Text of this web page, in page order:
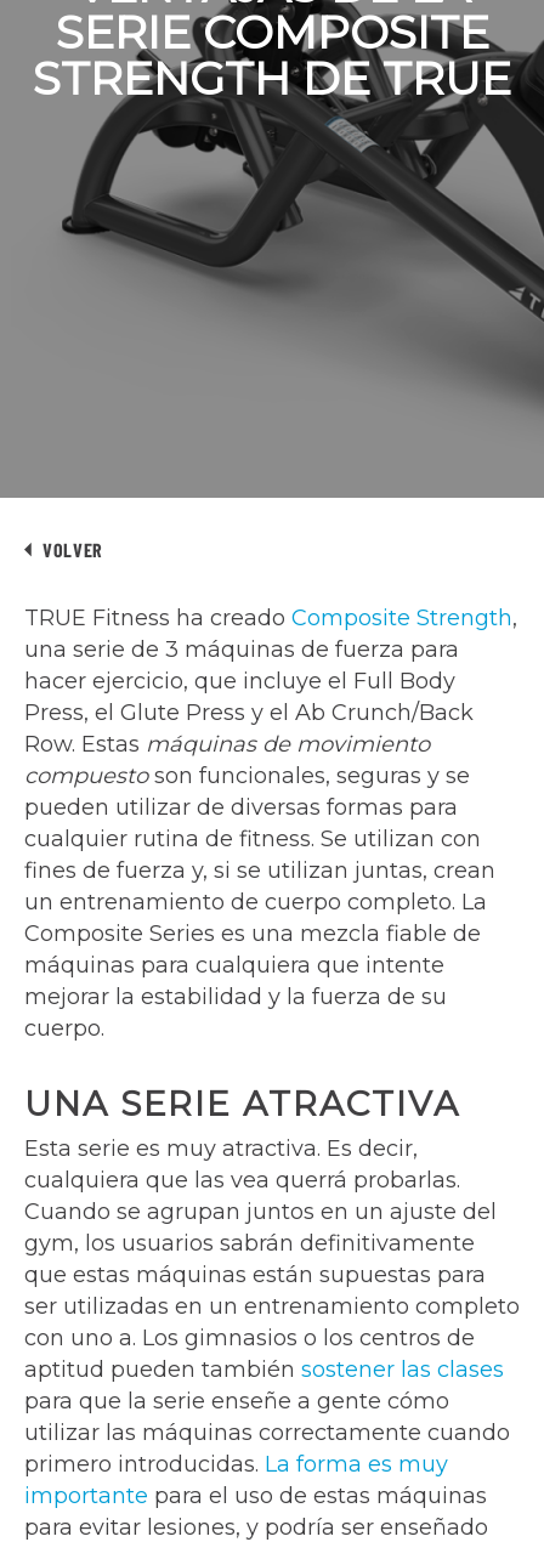
SERIE COMPOSITE
STRENGTH DE TRUE
VOLVER
TRUE Fitness ha creado Composite Strength,
una serie de 3 máquinas de fuerza para
hacer ejercicio, que incluye el Full Body
Press, el Glute Press y el Ab Crunch/Back
Row. Estas máquinas de movimiento
compuestoson funcionales, seguras y se
pueden utilizar de diversas formas para
cualquier rutina de fitness. Se utilizan con
fines de fuerza y, si se utilizan juntas, crean
un entrenamiento de cuerpo completo. La
Composite Series es una mezcla fiable de
máquinas para cualquiera que intente
mejorar la estabilidad y la fuerza de su
cuerpo.
UNA SERIE ATRACTIVA
Esta serie es muy atractiva. Es decir,
cualquiera que las vea querrá probarlas.
Cuando se agrupan juntos en un ajuste del
gym, los usuarios sabrán definitivamente
que estas máquinas están supuestas para
ser utilizadas en un entrenamiento completo
con uno a. Los gimnasios o los centros de
aptitud pueden también sostener las clases
para que la serie enseñe a gente cómo
utilizar las máquinas correctamente cuando
primero introducidas. La forma es muy
importante para el uso de estas máquinas
para evitar lesiones, y podría ser enseñado